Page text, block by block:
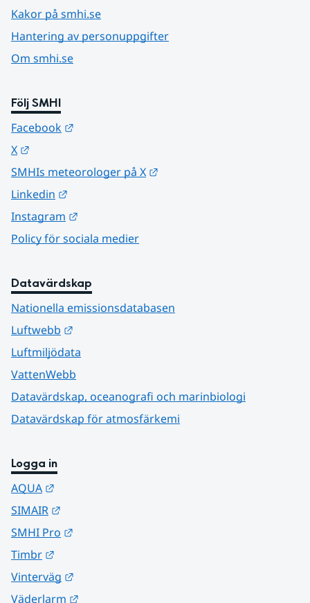
Kakor på smhi.se
Hantering av personuppgifter
Om smhi.se
Följ SMHI
Facebook
X
SMHIs meteorologer på X
Linkedin
Instagram
Policy för sociala medier
Datavärdskap
Nationella emissionsdatabasen
Luftwebb
Luftmiljödata
VattenWebb
Datavärdskap, oceanografi och marinbiologi
Datavärdskap för atmosfärkemi
Logga in
AQUA
SIMAIR
SMHI Pro
Timbr
Vinterväg
Väderlarm